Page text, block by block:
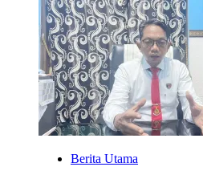
about
Pelimpahan
Aset
Tahap
Pertama
untuk
Papua
Selatan
Rampung,
Diproyeksikan
Bernilai
Rp150
Berita Utama